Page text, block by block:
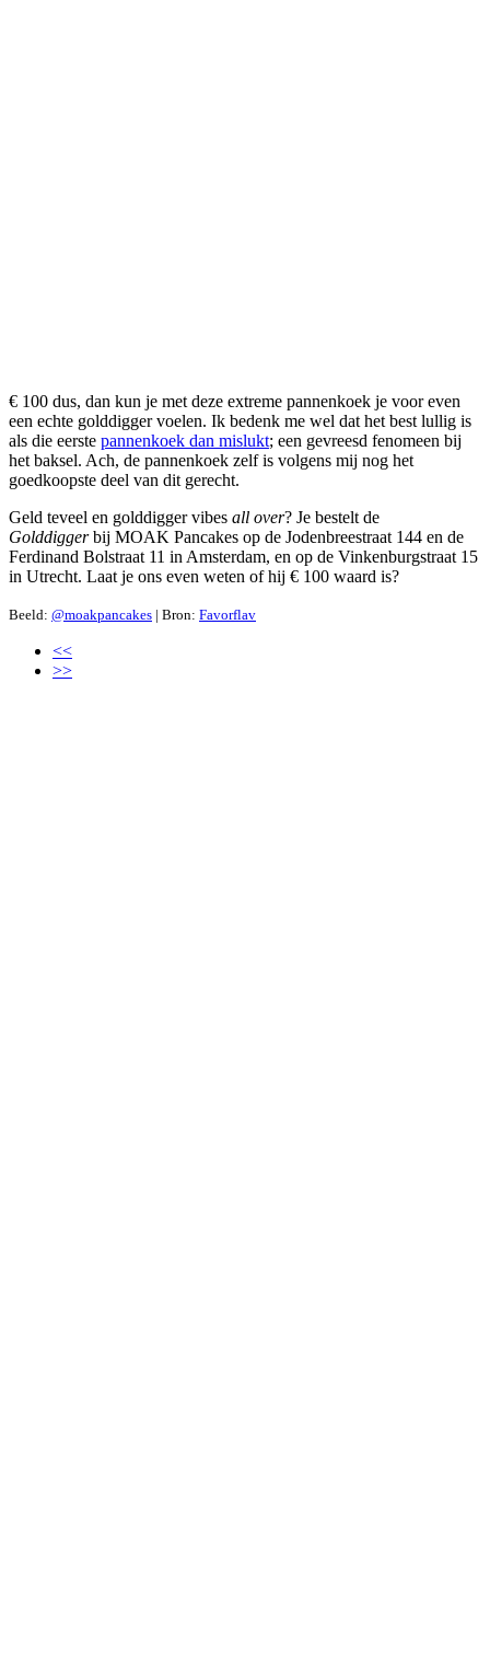
€ 100 dus, dan kun je met deze extreme pannenkoek je voor even
een echte golddigger voelen. Ik bedenk me wel dat het best lullig is
als die eerste pannenkoek dan mislukt; een gevreesd fenomeen bij
het baksel. Ach, de pannenkoek zelf is volgens mij nog het
goedkoopste deel van dit gerecht.
Geld teveel en golddigger vibes all over? Je bestelt de
Golddiggerbij MOAK Pancakes op de Jodenbreestraat 144 en de
Ferdinand Bolstraat 11 in Amsterdam, en op de Vinkenburgstraat 15
in Utrecht. Laat je ons even weten of hij € 100 waard is?
Beeld: @moakpancakes | Bron: Favorflav
<<
>>